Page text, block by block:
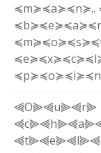
≼m≽≼a≽≼n≽..
≼b≽≼e≽≼a≽
≼m≽≼o≽≼s≽
≼e≽≼x≽≼c≽
≼p≽≼o≽≼i≽
⫷O⫸⫷u⫸⫷r⫸
⫷c⫸⫷h⫸⫷a⫸
⫷t⫸⫷e⫸⫷l⫸